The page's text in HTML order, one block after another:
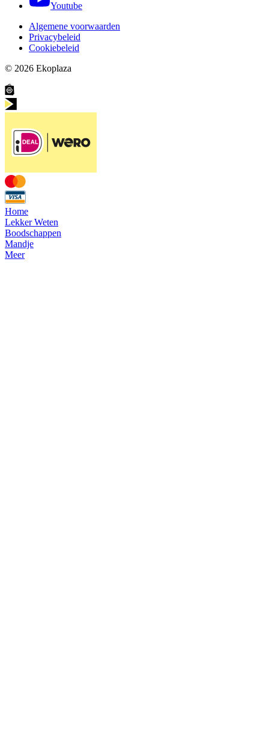
Youtube
Algemene voorwaarden
Privacybeleid
Cookiebeleid
© 2026 Ekoplaza
Home
Lekker Weten
Boodschappen
Mandje
Meer